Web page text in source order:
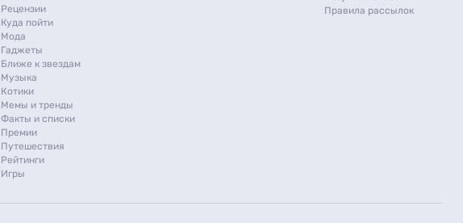
Рецензии
Куда пойти
Мода
Гаджеты
Ближе к звездам
Музыка
Котики
Мемы и тренды
Факты и списки
Премии
Путешествия
Рейтинги
Игры
Правила рассылок